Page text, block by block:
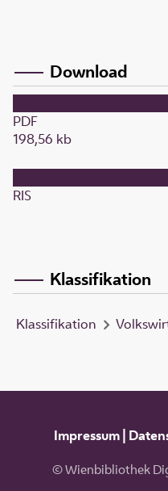
Download
PDF
198,56 kb
RIS
Klassifikation
Klassifikation
Impressum|
© Wienbibliothek